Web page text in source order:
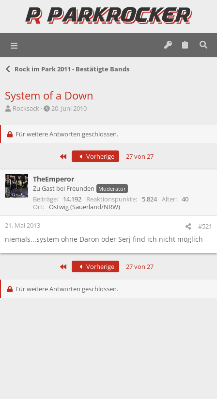
Rock im Park 2011 - Bestätigte Bands
System of a Down
E
t
r
Rocksack
E
t
a
m
20. Juni 2010
Für weitere Antworten geschlossen.
Erste Vorherige 27 von 27
TheEmperor
Zu Gast bei Freunden Moderator
Beiträge 14.192 Reaktionspunkte 5.824 Alter
40
Ort
Ostwig (Sauerland/NRW)
21. Mai 2013 #521
niemals...system ohne Daron oder Serj find ich nicht möglich
Erste Vorherige 27 von 27
Für weitere Antworten geschlossen.